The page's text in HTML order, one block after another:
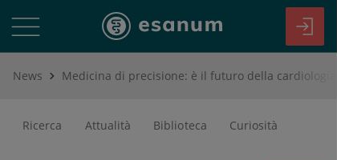
News Medicina di precisione: è il futuro della cardiologia?
Ricerca Attualità Biblioteca Curiosità